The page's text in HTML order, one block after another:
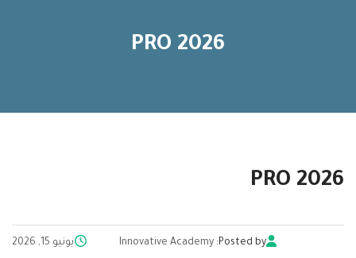
PRO 2026
PRO 2026
يونيو 15, 2026 Posted by:
Innovative Academy